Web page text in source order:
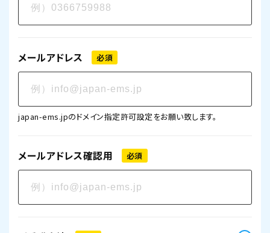
メールアドレス 必須
japan-ems.jpのドメイン指定許可設定をお願い致します。
メールアドレス確認用 必須